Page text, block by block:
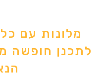
מלונות עם
לתכנן חופשה